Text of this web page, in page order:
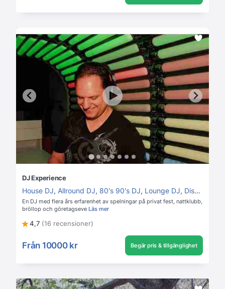
DJ Experience
House DJ, Allround DJ, 80's 90's DJ, Lounge DJ, Disco DJ
En DJ med flera års erfarenhet av spelningar på privat fest, nattklubb,
bröllop och göretagseve Läs mer
4,7 (16 recensioner)
Från 10000 kr Begär pris & tillgänglighet